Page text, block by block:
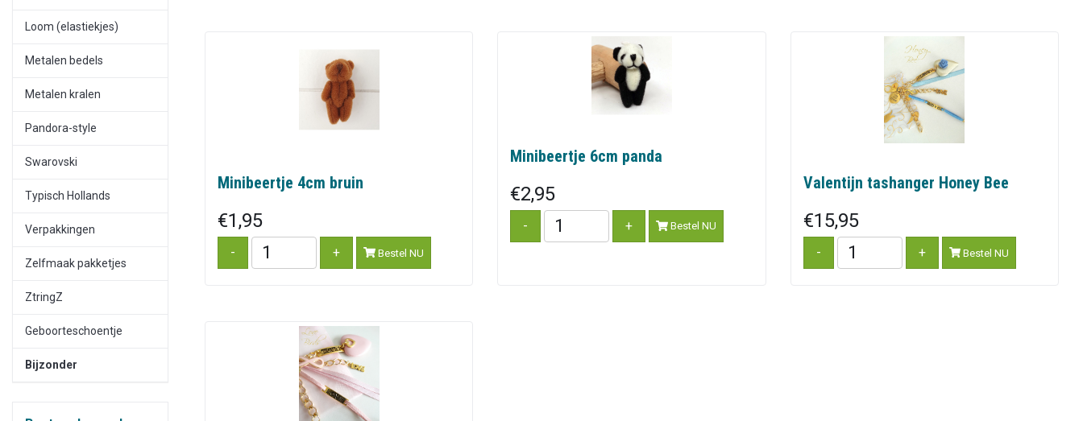
Minibeertje 4cm bruin
€1,95
Bestel NU
Minibeertje 6cm panda
€2,95
Bestel NU
Valentijn tashanger Honey Bee
€15,95
Bestel NU
Loom (elastiekjes)
Metalen bedels
Metalen kralen
Pandora-style
Swarovski
Typisch Hollands
Verpakkingen
Zelfmaak pakketjes
ZtringZ
Geboorteschoentje
Bijzonder